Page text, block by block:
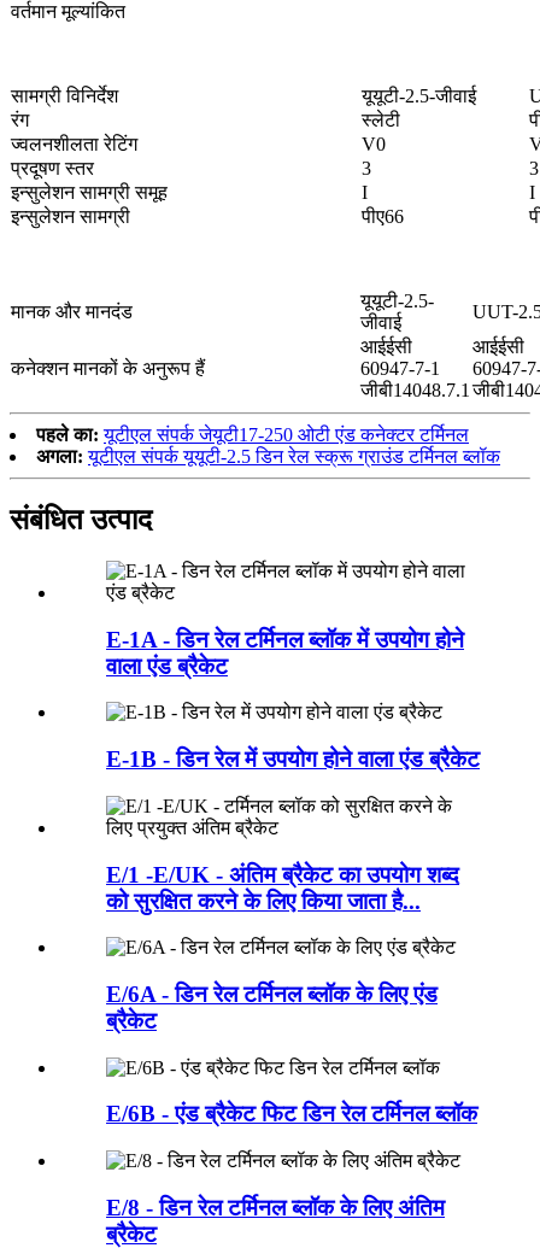
वर्तमान मूल्यांकित
सामग्री विनिर्देश यूयूटी-2.5-जीवाई
रंग
स्लेटी
ज्वलनशीलता रेटिंग
V0
प्रदूषण स्तर
3
3
इन्सुलेशन सामग्री समूह
I
I
इन्सुलेशन सामग्री
पीए66
मानक और मानदंड
यूयूटी-2.5-
जीवाई
UUT-
कनेक्शन मानकों के अनुरूप हैं
आईईसी
60947-7-1
जीबी14048.7.1
आईईसी
60947-
पहले का: यूटीएल संपर्क जेयूटी17-250 ओटी एंड कनेक्टर टर्मिनल
अगला: यूटीएल संपर्क यूयूटी-2.5 डिन रेल स्क्रू ग्राउंड टर्मिनल ब्लॉक
संबंधित उत्पाद
E-1A - डिन रेल टर्मिनल ब्लॉक में उपयोग होने
वाला एंड ब्रैकेट
E-1B - डिन रेल में उपयोग होने वाला एंड ब्रैकेट
E/1 -E/UK - अंतिम ब्रैकेट का उपयोग शब्द
को सुरक्षित करने के लिए किया जाता है...
E/6A - डिन रेल टर्मिनल ब्लॉक के लिए एंड
ब्रैकेट
E/6B - एंड ब्रैकेट फिट डिन रेल टर्मिनल ब्लॉक
E/8 - डिन रेल टर्मिनल ब्लॉक के लिए अंतिम
ब्रैकेट